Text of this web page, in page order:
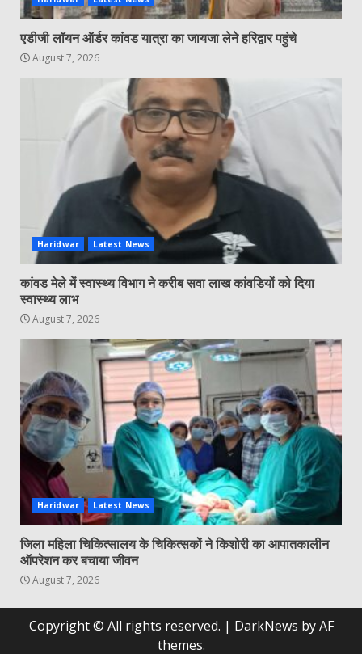
एडीजी लॉयन ऑर्डर कांवड यात्रा का जायजा लेने हरिद्वार पहुंचे
August 7, 2026
Haridwar Latest News
कांवड मेले में स्वास्थ्य विभाग ने करीब सवा लाख कांवडियों को दिया
स्वास्थ्य लाभ
August 7, 2026
Haridwar Latest News
जिला महिला चिकित्सालय के चिकित्सकों ने किशोरी का आपातकालीन
ऑपरेशन कर बचाया जीवन
August 7, 2026
Copyright © All rights reserved. | DarkNews by AF
themes.